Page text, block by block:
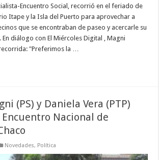
Encuentro Social, recorrió en el feriado de
Itape y la Isla del Puerto para aprovechar a
que se encontraban de paseo y acercarle su
diálogo con El Miércoles Digital , Magni
"Preferimos la …
(PS) y Daniela Vera (PTP)
Nacional de
Novedades, Política